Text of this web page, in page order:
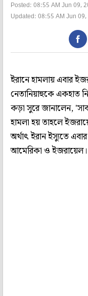
Posted: 08:55 AM Jun 09,
Updated: 08:55 AM Jun 09,
ইরানে হামলায় এবার
নেতানিয়াহুকে একহাত
কড়া সুরে জানালেন,
হামলা হয় তাহলে
অর্থাৎ ইরান ইস্যুতে
আমেরিকা ও ইজরায়েল।